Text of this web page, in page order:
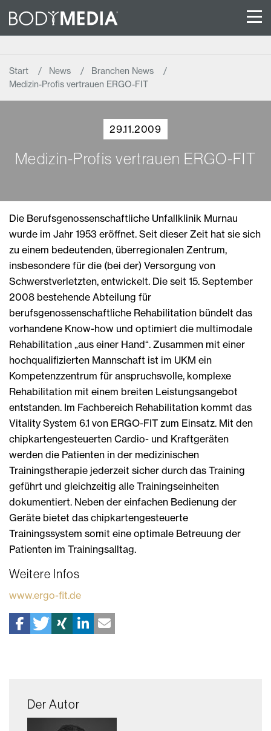
Start News
Branchen News
Medizin-Profis vertrauen ERGO-FIT
29.11.2009
Medizin-Profis vertrauen ERGO-FIT
Die Berufsgenossenschaftliche Unfallklinik Murnau
wurde im Jahr 1953 eröffnet. Seit dieser Zeit hat sie sich
zu einem bedeutenden, überregionalen Zentrum,
insbesondere für die (bei der) Versorgung von
Schwerstverletzten, entwickelt. Die seit 15. September
2008 bestehende Abteilung für
berufsgenossenschaftliche Rehabilitation bündelt das
vorhandene Know-how und optimiert die multimodale
Rehabilitation „aus einer Hand“. Zusammen mit einer
hochqualifizierten Mannschaft ist im UKM ein
Kompetenzzentrum für anspruchsvolle, komplexe
Rehabilitation mit einem breiten Leistungsangebot
entstanden. Im Fachbereich Rehabilitation kommt das
Vitality System 6.1 von ERGO-FIT zum Einsatz. Mit den
chipkartengesteuerten Cardio- und Kraftgeräten
werden die Patienten in der medizinischen
Trainingstherapie jederzeit sicher durch das Training
geführt und gleichzeitig alle Trainingseinheiten
dokumentiert. Neben der einfachen Bedienung der
Geräte bietet das chipkartengesteuerte
Trainingssystem somit eine optimale Betreuung der
Patienten im Trainingsalltag.
Weitere Infos
www.ergo-fit.de
Der Autor